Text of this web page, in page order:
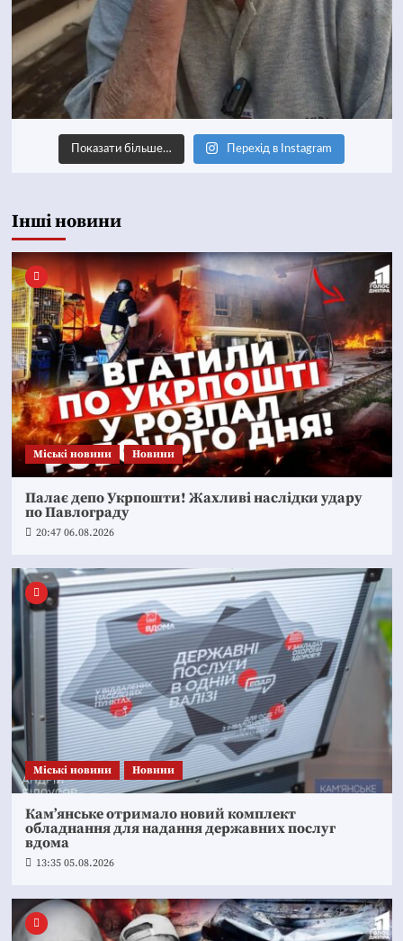
Показати більше… Перехід в Instagram
Інші новини
Mіські новини Новини
Палає депо Укрпошти! Жахливі наслідки удару
по Павлограду
20:47 06.08.2026
Mіські новини Новини
Кам’янське отримало новий комплект
обладнання для надання державних послуг
вдома
13:35 05.08.2026